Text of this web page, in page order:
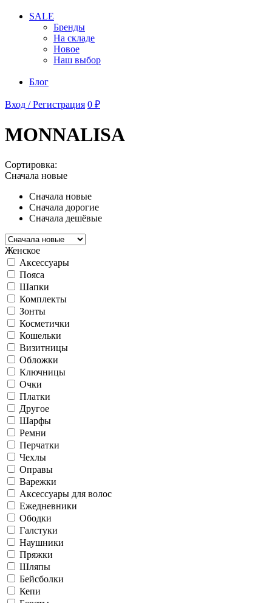
SALE
Бренды
На складе
Новое
Наш выбор
Блог
Вход / Регистрация 0 ₽
MONNALISA
Сортировка:
Сначала новые
Сначала новые
Сначала дорогие
Сначала дешёвые
Женское
Аксессуары
Пояса
Шапки
Комплекты
Зонты
Косметички
Кошельки
Визитницы
Обложки
Ключницы
Очки
Платки
Другое
Шарфы
Ремни
Перчатки
Чехлы
Оправы
Варежки
Аксессуары для волос
Ежедневники
Ободки
Галстуки
Наушники
Пряжки
Шляпы
Бейсболки
Кепи